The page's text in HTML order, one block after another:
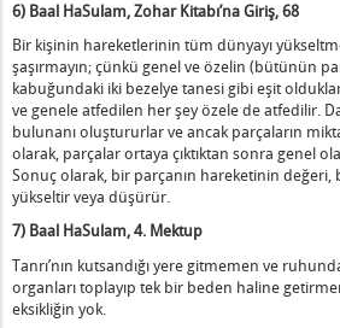
Modern Dünyada Kabala İlmi
Koşulunda Tek Bir İnsan
“Üst Dünyanın İçinde”
İbur Koşuluna Giriş
Ahenge”
2017 “Hepimiz Biriz”
2017 “Gelecek Şimdi Başlıyor”
“Hepimiz Biriz”
“Hepimiz Biriz”
– Nisan 2017
6) Baal HaSulam,Zohar Kitabı’na Giriş, 68
Bir kişinin hareketlerinin tüm dünyayı
şaşırmayın; çünkü genel ve özelin (bütünün
kabuğundaki iki bezelye tanesi gibi eşit
ve genele atfedilen her şey özele de atfedilir.
bulunanı oluştururlar ve ancak parçaların
olarak, parçalar ortaya çıktıktan sonra genel
Sonuç olarak, bir parçanın hareketinin değeri,
yükseltir veya düşürür.
7) Baal HaSulam, 4. Mektup
Tanrı’nın kutsandığı yere gitmemen ve
organları toplayıp tek bir beden haline
eksikliğin yok.